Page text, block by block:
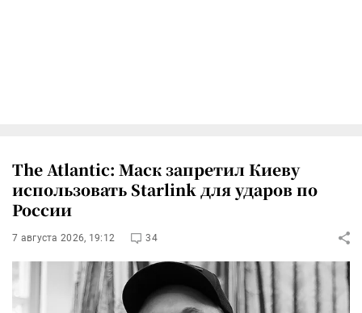
The Atlantic: Маск запретил Киеву
использовать Starlink для ударов по
России
7 августа 2026, 19:12 34